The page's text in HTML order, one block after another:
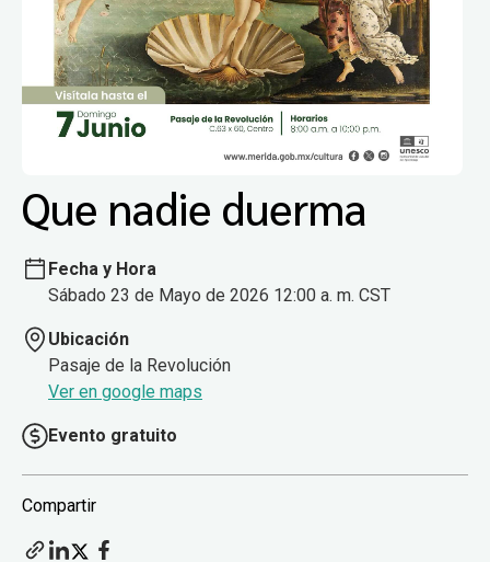
Que nadie duerma
Fecha y Hora
Sábado 23 de Mayo de 2026 12:00 a. m. CST
Ubicación
Pasaje de la Revolución
Ver en google maps
Evento gratuito
Compartir